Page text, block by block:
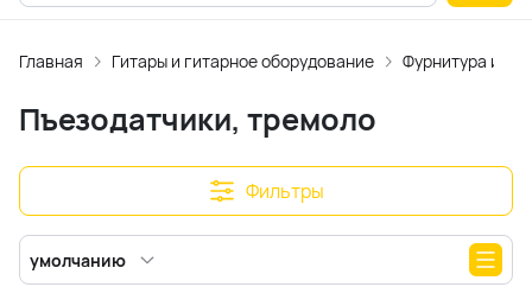
Главная Гитары и гитарное оборудование Фурнитура и
Пъезодатчики, тремоло
Фильтры
умолчанию